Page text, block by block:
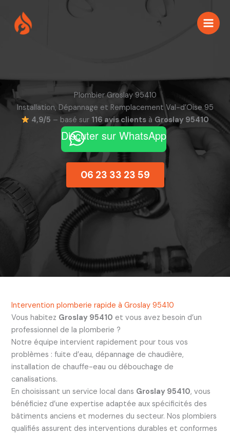
contenu
Plombier Groslay 95410
Installation, Dépannage et Remplacement Val-d’Oise 95
4,9/5 – basé sur 116 avis clients à Groslay 95410
Discuter sur WhatsApp
06 23 33 23 59
Intervention plomberie rapide à Groslay 95410
Vous habitez Groslay 95410 et vous avez besoin d’un
professionnel de la plomberie ?
Notre équipe intervient rapidement pour tous vos
problèmes : fuite d’eau, dépannage de chaudière,
installation de chauffe-eau ou débouchage de
canalisations.
En choisissant un service local dans Groslay 95410, vous
bénéficiez d’une expertise adaptée aux spécificités des
bâtiments anciens et modernes du secteur. Nos plombiers
qualifiés assurent des interventions durables et conformes